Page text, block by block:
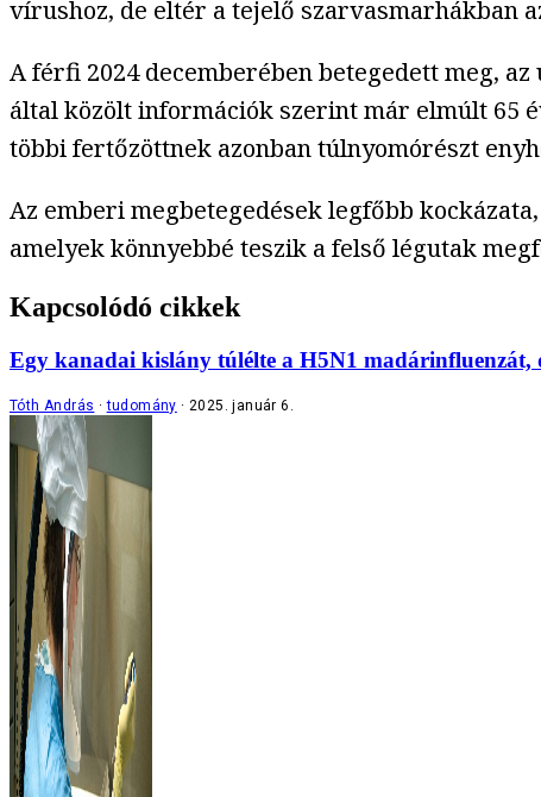
vírushoz, de eltér a tejelő szarvasmarhákban
A férfi 2024 decemberében betegedett meg,
által közölt információk szerint már elmúlt 65
többi fertőzöttnek azonban túlnyomórészt
Az emberi megbetegedések legfőbb
amelyek könnyebbé teszik a felső légutak
Kapcsolódó cikkek
Egy kanadai kislány túlélte a H5N1
Tóth András tudomány 2025. január 6.